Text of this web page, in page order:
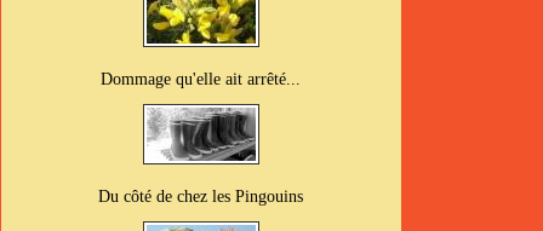
Dommage qu'elle ait arrêté...
Du côté de chez les Pingouins